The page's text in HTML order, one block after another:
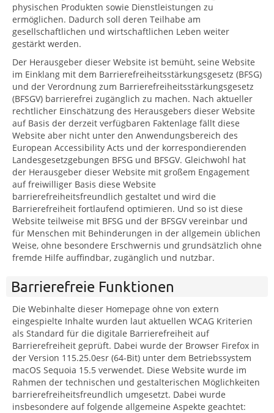
physischen Produkten sowie Dienstleistungen zu
ermöglichen. Dadurch soll deren Teilhabe am
gesellschaftlichen und wirtschaftlichen Leben weiter
gestärkt werden.
Der Herausgeber dieser Website ist bemüht, seine Website
im Einklang mit dem Barrierefreiheitsstärkungsgesetz (BFSG)
und der Verordnung zum Barrierefreiheitsstärkungsgesetz
(BFSGV) barrierefrei zugänglich zu machen. Nach aktueller
rechtlicher Einschätzung des Herausgebers dieser Website
auf Basis der derzeit verfügbaren Faktenlage fällt diese
Website aber nicht unter den Anwendungsbereich des
European Accessibility Acts und der korrespondierenden
Landesgesetzgebungen BFSG und BFSGV. Gleichwohl hat
der Herausgeber dieser Website mit großem Engagement
auf freiwilliger Basis diese Website
barrierefreiheitsfreundlich gestaltet und wird die
Barrierefreiheit fortlaufend optimieren. Und so ist diese
Website teilweise mit BFSG und der BFSGV vereinbar und
für Menschen mit Behinderungen in der allgemein üblichen
Weise, ohne besondere Erschwernis und grundsätzlich ohne
fremde Hilfe auffindbar, zugänglich und nutzbar.
Barrierefreie Funktionen
Die Webinhalte dieser Homepage ohne von extern
eingespielte Inhalte wurden laut aktuellen WCAG Kriterien
als Standard für die digitale Barrierefreiheit auf
Barrierefreiheit geprüft. Dabei wurde der Browser Firefox in
der Version 115.25.0esr (64-Bit) unter dem Betriebssystem
macOS Sequoia 15.5 verwendet. Diese Website wurde im
Rahmen der technischen und gestalterischen Möglichkeiten
barrierefreiheitsfreundlich umgesetzt. Dabei wurde
insbesondere auf folgende allgemeine Aspekte geachtet: